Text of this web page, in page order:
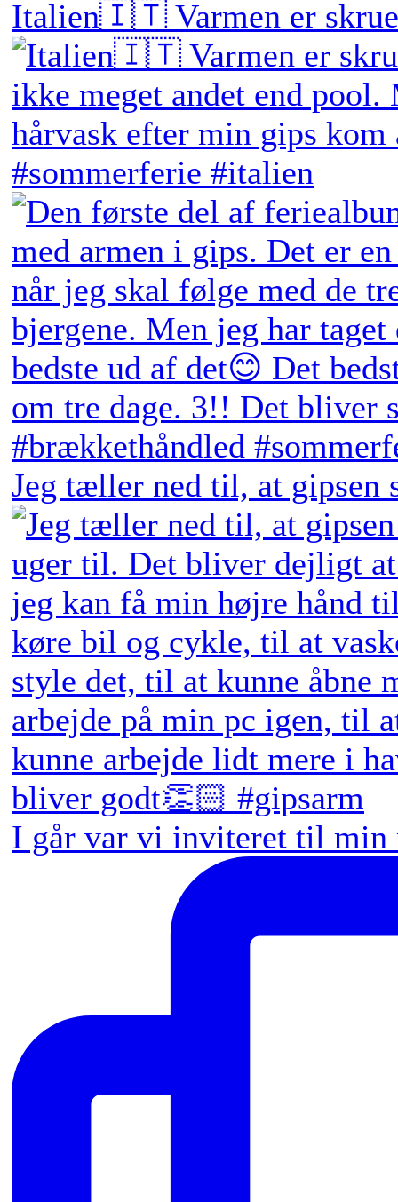
Italien🇮🇹 Varmen er
Jeg tæller ned til, at gipsen
I går var vi inviteret til min